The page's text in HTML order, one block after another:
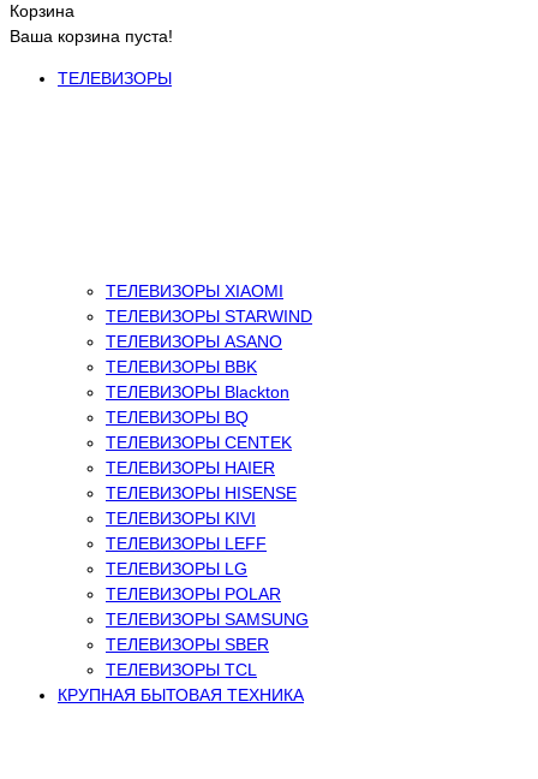
Корзина
Ваша корзина пуста!
ТЕЛЕВИЗОРЫ
ТЕЛЕВИЗОРЫ XIAOMI
ТЕЛЕВИЗОРЫ STARWIND
ТЕЛЕВИЗОРЫ ASANO
ТЕЛЕВИЗОРЫ BBK
ТЕЛЕВИЗОРЫ Blackton
ТЕЛЕВИЗОРЫ BQ
ТЕЛЕВИЗОРЫ CENTEK
ТЕЛЕВИЗОРЫ HAIER
ТЕЛЕВИЗОРЫ HISENSE
ТЕЛЕВИЗОРЫ KIVI
ТЕЛЕВИЗОРЫ LEFF
ТЕЛЕВИЗОРЫ LG
ТЕЛЕВИЗОРЫ POLAR
ТЕЛЕВИЗОРЫ SAMSUNG
ТЕЛЕВИЗОРЫ SBER
ТЕЛЕВИЗОРЫ TCL
КРУПНАЯ БЫТОВАЯ ТЕХНИКА